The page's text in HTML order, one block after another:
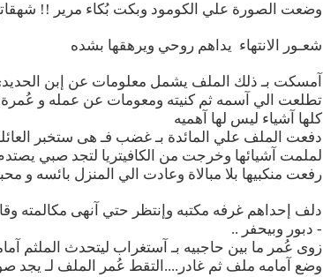
وضعت الصورة علي الكومود وبكت بُكاء مرير !!
شعـور الانتهاء يداهم روحي ويرهقها بشده
آمسكت بـ ذلك الملف يشمل معلومات عن إبن
تطلعت الي آسمه ثم كنيته ومعومات عن عمله و
كلها آشياء ليس لها آهميه
دفعت الملف علي المائدة بـ غضب فـ هى ستخبر
لملمت آشيائها وخرجت من الكافيتريا لتجد صبي
رفعت منكبيها بلا مبالاة وعادت الي المنزل بائسه و
دلف إحداهم غرفه مكتبه وإنتظر حتي آنهى مكالمته
- دبور وبيحفر ..
زوى عُمر ما بين حاجبيه بـ آستغراب ليتحدث الملثم
وضع آمامه ملف ثم غادر....التقط عُمر الملف لـ يجد